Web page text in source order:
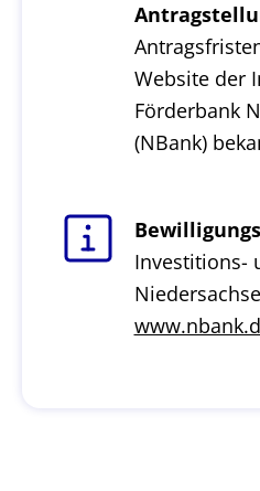
Website der
Förderbank
(NBank)
Investitions-